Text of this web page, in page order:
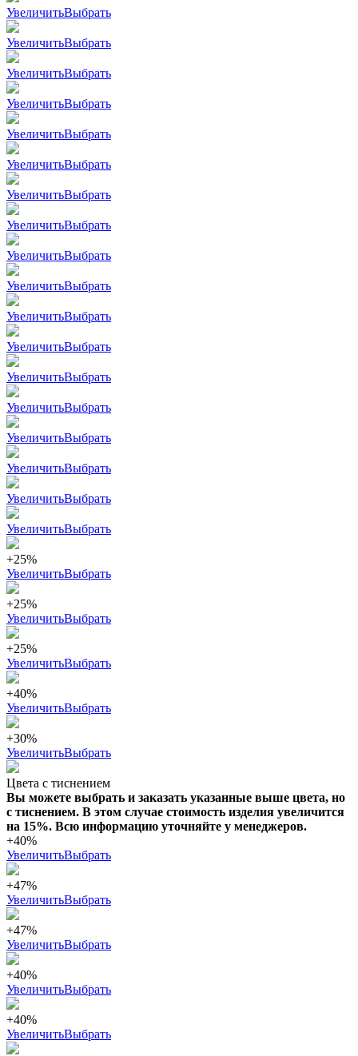
УвеличитьВыбрать
УвеличитьВыбрать
УвеличитьВыбрать
УвеличитьВыбрать
УвеличитьВыбрать
УвеличитьВыбрать
УвеличитьВыбрать
УвеличитьВыбрать
УвеличитьВыбрать
УвеличитьВыбрать
УвеличитьВыбрать
УвеличитьВыбрать
УвеличитьВыбрать
УвеличитьВыбрать
УвеличитьВыбрать
УвеличитьВыбрать
УвеличитьВыбрать
УвеличитьВыбрать
+25%
УвеличитьВыбрать
+25%
УвеличитьВыбрать
+25%
УвеличитьВыбрать
+40%
УвеличитьВыбрать
+30%
УвеличитьВыбрать
Цвета с тиснением
Вы можете выбрать и заказать указанные выше цвета, но
с тиснением. В этом случае стоимость изделия увеличится
на 15%. Всю информацию уточняйте у менеджеров.
+40%
УвеличитьВыбрать
+47%
УвеличитьВыбрать
+47%
УвеличитьВыбрать
+40%
УвеличитьВыбрать
+40%
УвеличитьВыбрать